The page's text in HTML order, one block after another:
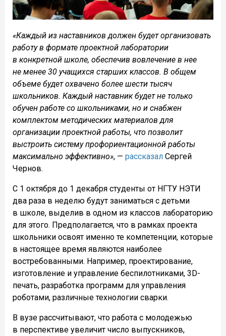
«Каждый из наставников должен будет организовать
работу в формате проектной лаборатории
в конкретной школе, обеспечив вовлечение в нее
не менее 30 учащихся старших классов. В общем
объеме будет охвачено более шести тысяч
школьников. Каждый наставник будет не только
обучен работе со школьниками, но и снабжен
комплектом методических материалов для
организации проектной работы, что позволит
выстроить систему профориентационной работы
максимально эффективно», — рассказал Сергей
Чернов.
С 1 октября до 1 декабря студенты от НГТУ НЭТИ
два раза в неделю будут заниматься с детьми
в школе, выделив в одном из классов лабораторию
для этого. Предполагается, что в рамках проекта
школьники освоят именно те компетенции, которые
в настоящее время являются наиболее
востребованными. Например, проектирование,
изготовление и управление беспилотниками, 3D-
печать, разработка программ для управления
роботами, различные технологии сварки.
В вузе рассчитывают, что работа с молодежью
в перспективе увеличит число выпускников,